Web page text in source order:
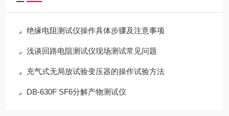
绝缘电阻测试仪操作具体步骤及注意事项
浅谈回路电阻测试仪现场测试常见问题
充气式无局放试验变压器的操作试验方法
DB-630F SF6分解产物测试仪